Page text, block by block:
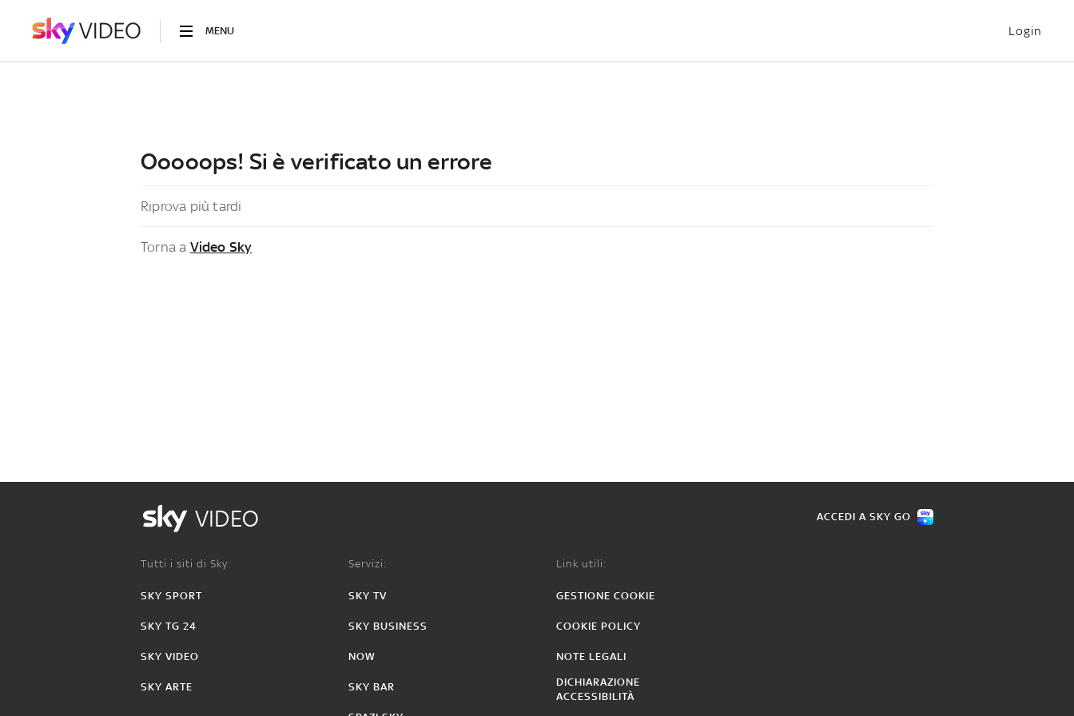
MENU Login
Ooooops! Si è verificato un errore
Riprova più tardi
Torna a Video Sky
VIDEO ACCEDI A SKY GO
Tutti i siti di Sky:
SKY SPORT
SKY TG 24
SKY VIDEO
SKY ARTE
Servizi:
SKY TV
SKY BUSINESS
NOW
SKY BAR
Link utili:
GESTIONE COOKIE
COOKIE POLICY
NOTE LEGALI
DICHIARAZIONE
ACCESSIBILITÀ